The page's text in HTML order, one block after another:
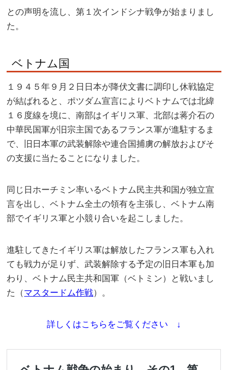
との声明を流し、第１次インドシナ戦争が始まりまし
た。
ベトナム国
１９４５年９月２日日本が降伏文書に調印し休戦協定
が結ばれると、ポツダム宣言によりベトナムでは北緯
１６度線を境に、南部はイギリス軍、北部は蒋介石の
中華民国軍が旧宗主国であるフランス軍が進駐するま
で、旧日本軍の武装解除や連合国捕虜の解放およびそ
の支援に当たることになりました。
同じ日ホーチミン率いるベトナム民主共和国が独立宣
言を出し、ベトナム全土の領有を主張し、ベトナム南
部でイギリス軍と小競り合いを起こしました。
進駐してきたイギリス軍は解放したフランス軍も入れ
ても戦力が足りず、武装解除する予定の旧日本軍も加
わり、ベトナム民主共和国軍（ベトミン）と戦いまし
た（マスタードム作戦）。
詳しくはこちらをご覧ください ↓